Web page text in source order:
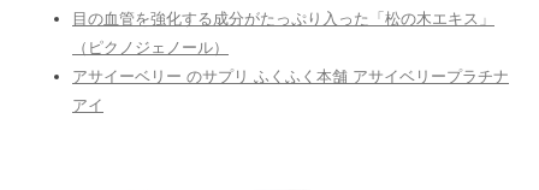
目の血管を強化する成分がたっぷり入った「松の木エキス」
（ピクノジェノール）
アサイーベリー のサプリ ふくふく本舗 アサイベリープラチナ
アイ